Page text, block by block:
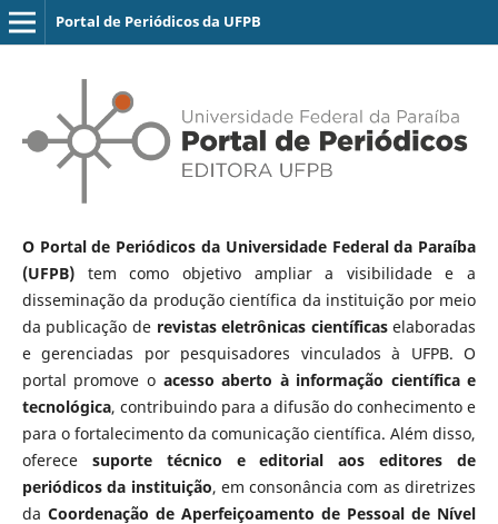
Portal de Periódicos da UFPB
O Portal de Periódicos da Universidade Federal da Paraíba
(UFPB)tem como objetivo ampliar a visibilidade e a
disseminação da produção científica da instituição por meio
da publicação de revistas eletrônicas científicaselaboradas
e gerenciadas por pesquisadores vinculados à UFPB. O
portal promove o acesso aberto à informação científica e
tecnológica, contribuindo para a difusão do conhecimento e
para o fortalecimento da comunicação científica. Além disso,
oferece suporte técnico e editorial aos editores de
periódicos da instituição, em consonância com as diretrizes
da Coordenação de Aperfeiçoamento de Pessoal de Nível